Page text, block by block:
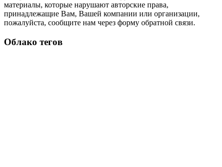
материалы, которые нарушают авторские права,
принадлежащие Вам, Вашей компании или организации,
пожалуйста, сообщите нам через форму обратной связи.
Облако тегов